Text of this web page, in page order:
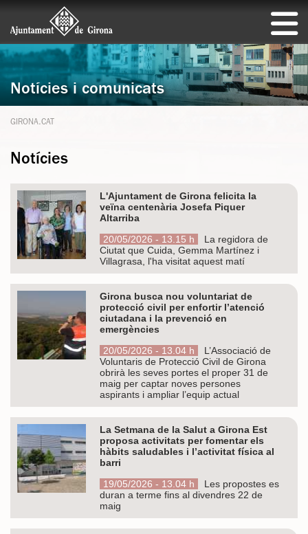
Notícies i comunicats
GIRONA.CAT
Notícies
L'Ajuntament de Girona felicita la
veïna centenària Josefa Piquer
Altarriba
20/05/2026 - 13.15 h
La regidora de
Ciutat que Cuida, Gemma Martínez i
Villagrasa, l'ha visitat aquest matí
Girona busca nou voluntariat de
protecció civil per enfortir l’atenció
ciutadana i la prevenció en
emergències
20/05/2026 - 13.04 h
L’Associació de
Voluntaris de Protecció Civil de Girona
obrirà les seves portes el proper 31 de
maig per captar noves persones
aspirants i ampliar l’equip actual
La Setmana de la Salut a Girona Est
proposa activitats per fomentar els
hàbits saludables i l’activitat física al
barri
19/05/2026 - 13.04 h
Les propostes es
duran a terme fins al divendres 22 de
maig